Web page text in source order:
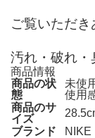
ご覧いただき
汚れ・破れ・
商品情報
商品の状
態
未使
使用
商品のサ
イズ
ブランド
NIKE